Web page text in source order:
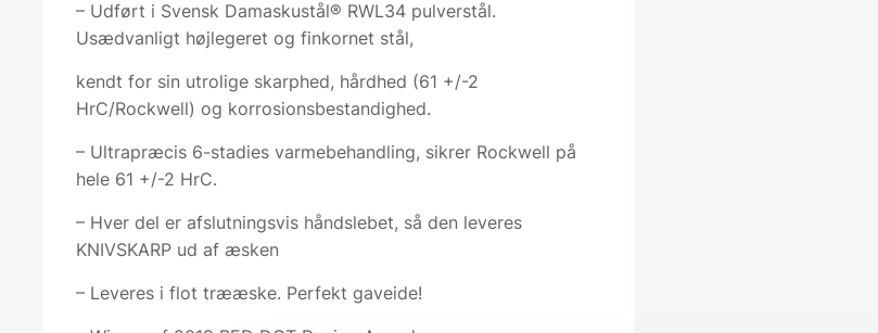
– Udført i Svensk Damaskustål® RWL34 pulverstål.
Usædvanligt højlegeret og finkornet stål,
kendt for sin utrolige skarphed, hårdhed (61 +/-2
HrC/Rockwell) og korrosionsbestandighed.
– Ultrapræcis 6-stadies varmebehandling, sikrer Rockwell på
hele 61 +/-2 HrC.
– Hver del er afslutningsvis håndslebet, så den leveres
KNIVSKARP ud af æsken
– Leveres i flot trææske. Perfekt gaveide!